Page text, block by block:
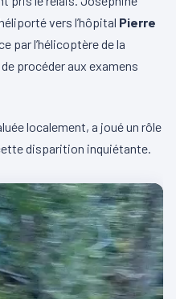
vers l’hôpital Pierre
par l’hélicoptère de la
procéder aux examens
localement, a joué un rôle
disparition inquiétante.